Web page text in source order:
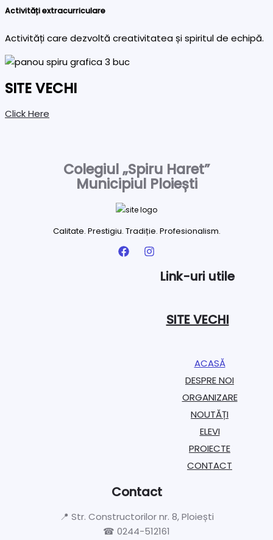
Activități extracurriculare
Activități care dezvoltă creativitatea și spiritul de echipă.
SITE VECHI
Click Here
Colegiul „Spiru Haret”
Municipiul Ploiești
Calitate. Prestigiu. Tradiție. Profesionalism.
Link-uri utile
SITE VECHI
ACASĂ
DESPRE NOI
ORGANIZARE​
NOUTĂȚI
ELEVI
PROIECTE​
CONTACT
Contact
📍 Str. Constructorilor nr. 8, Ploiești
☎ 0244-512161